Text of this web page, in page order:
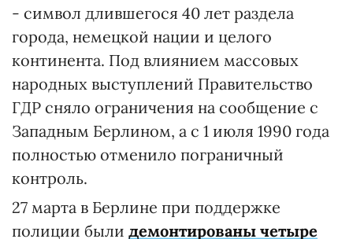
- символ длившегося 40 лет раздела
города, немецкой нации и целого
континента. Под влиянием массовых
народных выступлений Правительство
ГДР сняло ограничения на сообщение с
Западным Берлином, а с 1 июля 1990 года
полностью отменило пограничный
контроль.
27 марта в Берлине при поддержке
полиции были демонтированы четыре